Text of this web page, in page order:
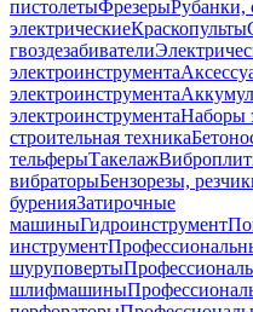
пистолетыФрезерыРубанки,
электрическиеКраскопульты
гвоздезабиватели
электроинструмента
электроинструмента
электроинструментаНаборы
строительная техника
тельферыТакелаж
вибраторыБензорезы,
буренияЗатирочные
машиныГидроинструмент
инструмент
шуруповерты
шлифмашины